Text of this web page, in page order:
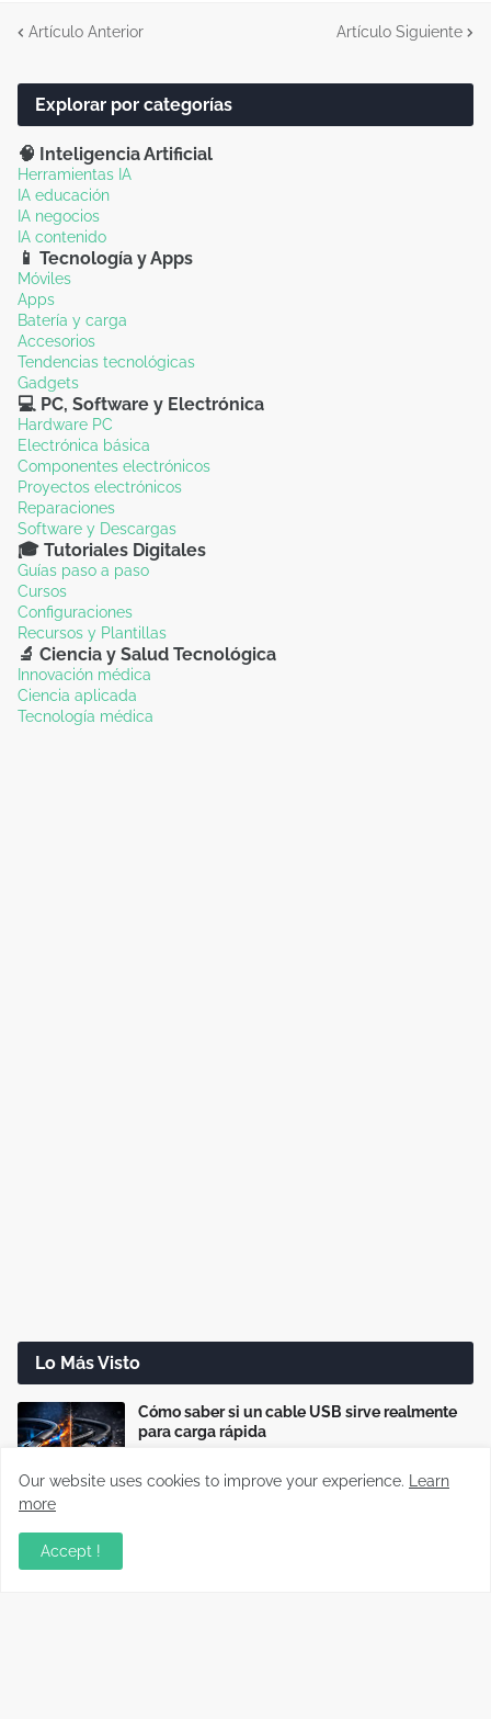
Artículo Anterior Artículo Siguiente
Explorar por categorías
🧠 Inteligencia Artificial
Herramientas IA
IA educación
IA negocios
IA contenido
📱 Tecnología y Apps
Móviles
Apps
Batería y carga
Accesorios
Tendencias tecnológicas
Gadgets
💻 PC, Software y Electrónica
Hardware PC
Electrónica básica
Componentes electrónicos
Proyectos electrónicos
Reparaciones
Software y Descargas
🎓 Tutoriales Digitales
Guías paso a paso
Cursos
Configuraciones
Recursos y Plantillas
🔬 Ciencia y Salud Tecnológica
Innovación médica
Ciencia aplicada
Tecnología médica
Lo Más Visto
Cómo saber si un cable USB sirve realmente
para carga rápida
Our website uses cookies to improve your experience.
Learn
more
Accept !